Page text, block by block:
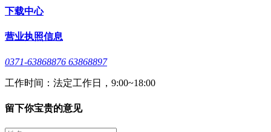
下载中心
营业执照信息
0371-63868876 63868897
工作时间：法定工作日，9:00~18:00
留下你宝贵的意见